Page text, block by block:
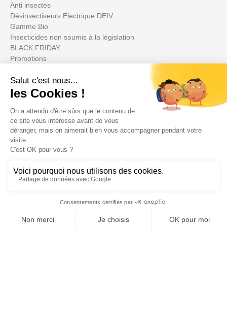
Anti insectes
Désinsectiseurs Electrique DEIV
Gamme Bio
Insecticides non soumis à la législation
BLACK FRIDAY
Promotions
Votre compte
Informations
